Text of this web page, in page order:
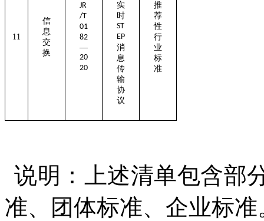
11
信
息
交
换
JR
/T
01
82
—
20
20
实
时
ST
EP
消
息
传
输
协
议
推
荐
性
行
业
标
准
说明：上述清单包含部
准、团体标准、企业标准